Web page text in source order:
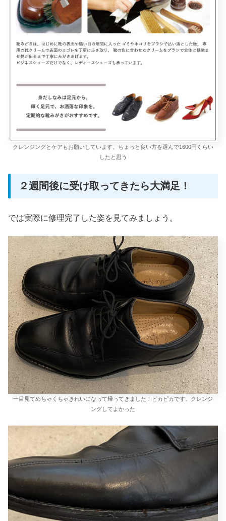
クレンジングとケアもお願いしています。ちょっと良い方を選んで1600円くらい
したと思う
２週間後に受け取ってきたら大満足！
では実際に修理完了した姿を見てみましょう。
一目見てめちゃくちゃきれいになって帰ってきました！ピカピカです。クレンジ
ングしてよかった